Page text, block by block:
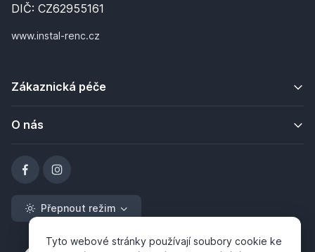
DIČ: CZ62955161
www.instal-renc.cz
Zákaznická péče
O nás
Přepnout režim
Tyto webové stránky používají soubory cookie ke